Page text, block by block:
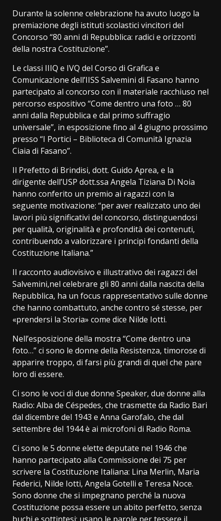
Durante la solenne celebrazione ha avuto luogo la
premiazione degli istituti scolastici vincitori del
Concorso “80 anni di Repubblica: radici e orizzonti
della nostra Costituzione”.
Le classi IIIQ e IVQ del Corso di Grafica e
Comunicazione dell’IISS Salvemini di Fasano hanno
partecipato al concorso con il materiale racchiuso nel
percorso espositivo “Come dentro una foto … 80
anni dalla Repubblica e dal primo suffragio
universale”, in esposizione fino al 4 giugno prossimo
presso “I Portici – Biblioteca di Comunità Ignazia
Ciaia di Fasano”.
Il Prefetto di Brindisi, dott. Guido Aprea, e la
dirigente dell’USP dott.ssa Angela Tiziana Di Noia
hanno conferito un premio ai ragazzi con la
seguente motivazione: “per aver realizzato uno dei
lavori più significativi del concorso, distinguendosi
per qualità, originalità e profondità dei contenuti,
contribuendo a valorizzare i principi fondanti della
Costituzione Italiana.”
Il racconto audiovisivo e illustrativo dei ragazzi del
Salvemini,nel celebrare gli 80 anni dalla nascita della
Repubblica, ha un focus rappresentativo sulle donne
che hanno combattuto, anche contro sé stesse, per
«prendersi la Storia» come dice Nilde Iotti.
Nell’esposizione della mostra “Come dentro una
foto…” ci sono le donne della Resistenza, timorose di
apparire troppo, di farsi più grandi di quel che pare
loro di essere.
Ci sono le voci di due donne Speaker, due donne alla
Radio: Alba de Céspedes, che trasmette da Radio Bari
dal dicembre del 1943 e Anna Garofalo, che dal
settembre del 1944 è ai microfoni di Radio Roma.
Ci sono le 5 donne elette deputate nel 1946 che
hanno partecipato alla Commissione dei 75 per
scrivere la Costituzione Italiana: Lina Merlin, Maria
Federici, Nilde Iotti, Angela Gotelli e Teresa Noce.
Sono donne che si impegnano perché la nuova
Costituzione possa essere un abito perfetto, senza